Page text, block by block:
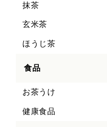
抹茶
玄米茶
ほうじ茶
食品
お茶うけ
健康食品